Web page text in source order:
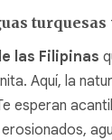
las Filipinas
Aquí, la
esperan